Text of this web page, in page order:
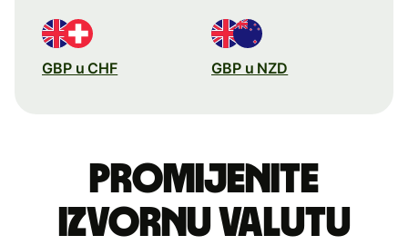
GBP u CHF GBP u NZD
Promijenite
izvornu valutu